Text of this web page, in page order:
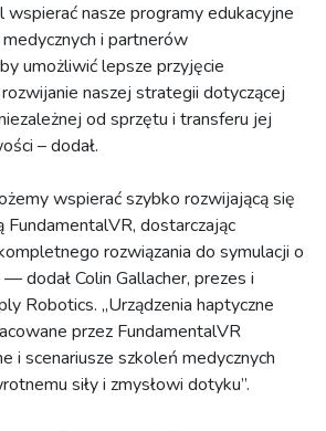
wspierać nasze programy edukacyjne
i partnerów
umożliwić lepsze przyjęcie
naszej strategii dotyczącej
od sprzętu i transferu jej
– dodał.
wspierać szybko rozwijającą się
dostarczając
rozwiązania do symulacji o
dodał Colin Gallacher, prezes i
Robotics. „Urządzenia haptyczne
przez FundamentalVR
i scenariusze szkoleń medycznych
siły i zmysłowi dotyku”.